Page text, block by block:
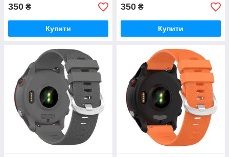
350 ₴
Купити
350 ₴
Купити